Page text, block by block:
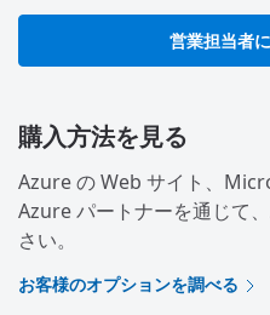
営業担当者
購入方法を見る
Azure の Web サイト、
Azure パートナーを通じて
さい。
お客様のオプションを調べる